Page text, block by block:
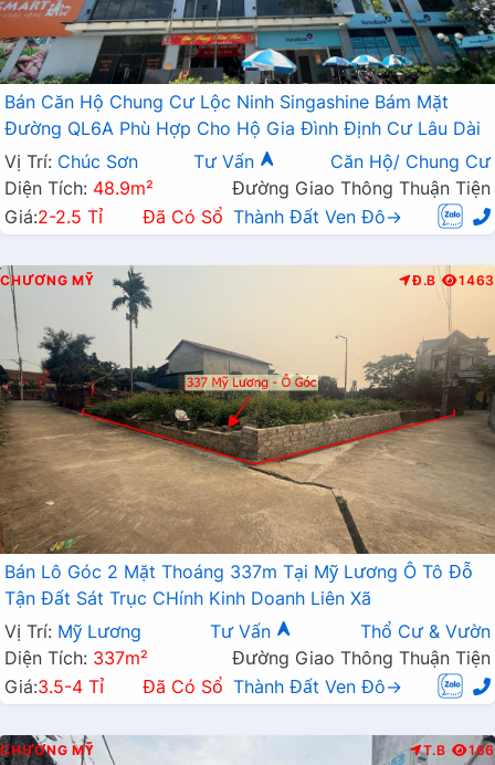
Bán Căn Hộ Chung Cư Lộc Ninh Singashine Bám Mặt
Đường QL6A Phù Hợp Cho Hộ Gia Đình Định Cư Lâu Dài
Vị Trí: Chúc Sơn Tư Vấn
Căn Hộ/ Chung Cư
Diện Tích: 48.9m²
Đường Giao Thông Thuận Tiện
Giá:2-2.5 Tỉ Đã Có Sổ Thành Đất Ven Đô→
CHƯƠNG MỸ Đ.B 1463
Bán Lô Góc 2 Mặt Thoáng 337m Tại Mỹ Lương Ô Tô Đỗ
Tận Đất Sát Trục CHính Kinh Doanh Liên Xã
Vị Trí: Mỹ Lương Tư Vấn
Thổ Cư & Vườn
Diện Tích: 337m²
Đường Giao Thông Thuận Tiện
Giá:3.5-4 Tỉ Đã Có Sổ Thành Đất Ven Đô→
CHƯƠNG MỸ T.B 166